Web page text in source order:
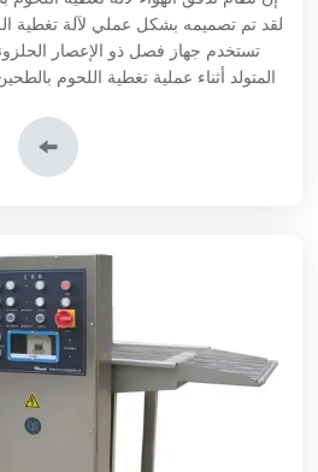
لقد تم تصميمه بشكل عملي لآلة تغطية
تستخدم جهاز فصل ذو الإعصار
المتولد أثناء عملية تغطية اللحوم